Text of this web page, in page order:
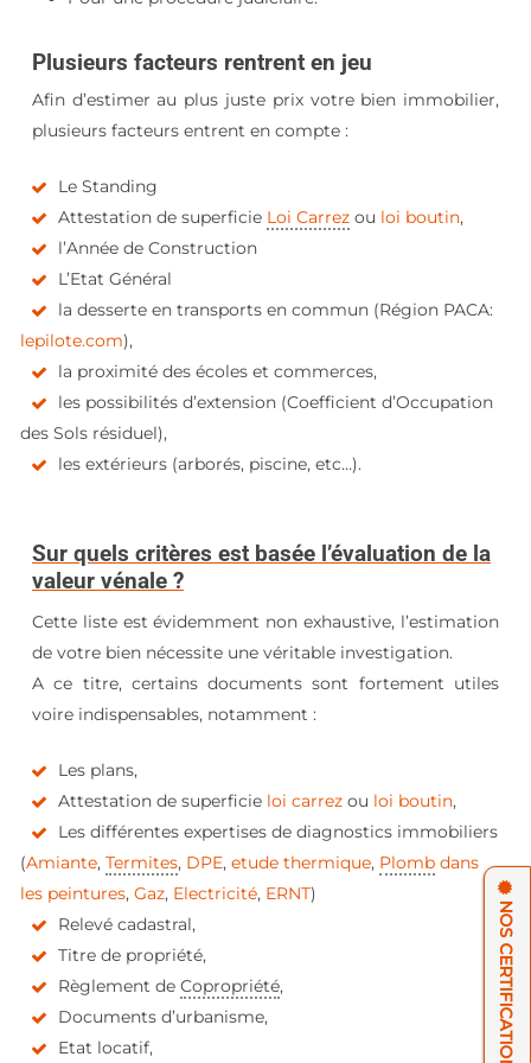
Plusieurs facteurs rentrent en jeu
Afin d’estimer au plus juste prix votre bien immobilier,
plusieurs facteurs entrent en compte :
Le Standing
Attestation de superficie Loi Carrezou loi boutin,
l’Année de Construction
L’Etat Général
la desserte en transports en commun (Région PACA:
lepilote.com),
la proximité des écoles et commerces,
les possibilités d’extension (Coefficient d’Occupation
des Sols résiduel),
les extérieurs (arborés, piscine, etc…).
Sur quels critères est basée l’évaluation de la
valeur vénale ?
Cette liste est évidemment non exhaustive, l’estimation
de votre bien nécessite une véritable investigation.
A ce titre, certains documents sont fortement utiles
voire indispensables, notamment :
Les plans,
Attestation de superficie loi carrezou loi boutin,
Les différentes expertises de diagnostics immobiliers
(Amiante, Termites, DPE, etude thermique, Plombdans
les peintures, Gaz, Electricité, ERNT)
Relevé cadastral,
Titre de propriété,
Règlement de Copropriété,
Documents d’urbanisme,
Etat locatif,